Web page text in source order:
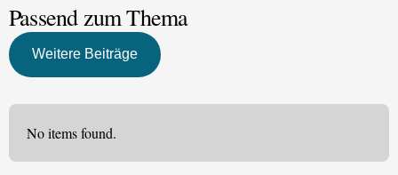
Passend zum Thema
Weitere Beiträge
No items found.